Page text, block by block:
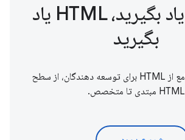
HTML یاد بگیرید، HTML یاد
بگیرید
یک نمای کلی جامع از HTML برای توسعه دهندگان، از سطح
HTML مبتدی تا متخصص.